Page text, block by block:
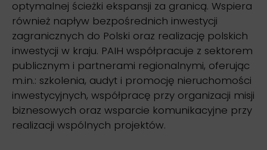
optymalnej ścieżki ekspansji za granicą. Wspiera
również napływ bezpośrednich inwestycji
zagranicznych do Polski oraz realizację polskich
inwestycji w kraju. PAIH współpracuje z sektorem
publicznym i partnerami regionalnymi, oferując
m.in.: szkolenia, audyt i promocję nieruchomości
inwestycyjnych, współpracę przy organizacji misji
biznesowych oraz wsparcie komunikacyjne przy
realizacji wspólnych projektów.